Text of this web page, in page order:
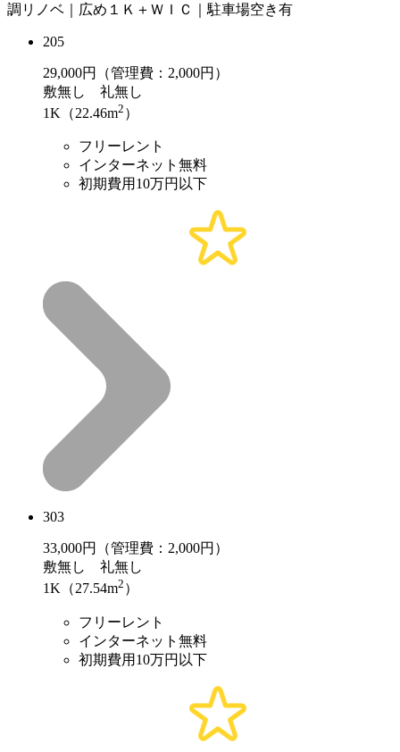
調リノベ｜広め１Ｋ＋ＷＩＣ｜駐車場空き有
205
29,000円（管理費：2,000円）
敷無し 礼無し
1K（22.46m2 ）
フリーレント
インターネット無料
初期費用10万円以下
303
33,000円（管理費：2,000円）
敷無し 礼無し
1K（27.54m2 ）
フリーレント
インターネット無料
初期費用10万円以下